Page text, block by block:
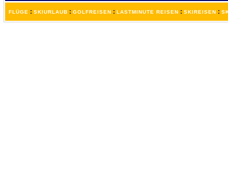
FLÜGE : SKIURLAUB : GOLFREISEN : LASTMINUTE REISEN : SKIREISEN :